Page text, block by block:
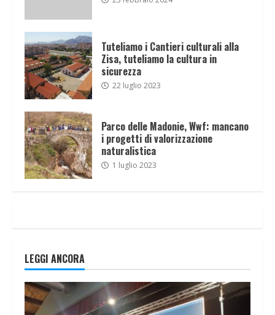
Tuteliamo i Cantieri culturali alla
Zisa, tuteliamo la cultura in
sicurezza
22 luglio 2023
Parco delle Madonie, Wwf: mancano
i progetti di valorizzazione
naturalistica
1 luglio 2023
LEGGI ANCORA